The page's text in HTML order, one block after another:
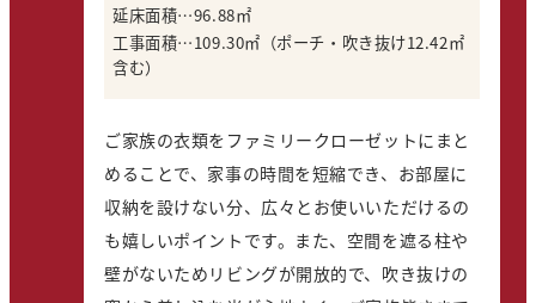
延床面積…96.88㎡
工事面積…109.30㎡（ポーチ・吹き抜け12.42㎡
含む）
ご家族の衣類をファミリークローゼットにまと
めることで、家事の時間を短縮でき、お部屋に
収納を設けない分、広々とお使いいただけるの
も嬉しいポイントです。また、空間を遮る柱や
壁がないためリビングが開放的で、吹き抜けの